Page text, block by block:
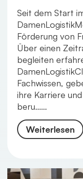
Seit dem Start
Förderung von
Über einen
begleiten
Fachwissen,
ihre Karriere
beru......
Weiterlesen